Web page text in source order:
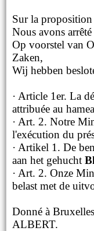
Sur la
Nous avons arrêté
Op voorstel van
Zaken,
Wij hebben
· Article 1er. La
attribuée au
· Art. 2. Notre
l'exécution du
· Artikel 1. De
aan het gehucht
· Art. 2. Onze
belast met de
Donné à
ALBERT.